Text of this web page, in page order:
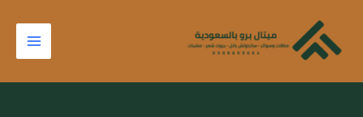
المحتوى
عن: